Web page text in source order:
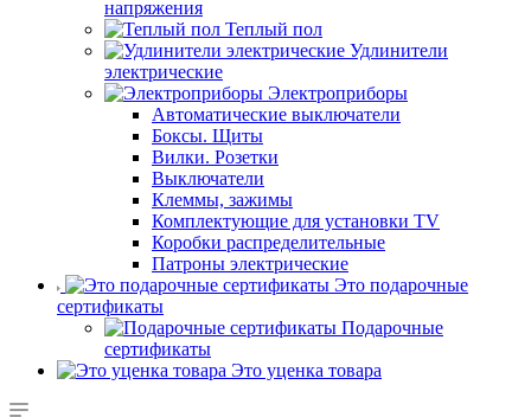
напряжения
Теплый пол
Удлинители
электрические
Электроприборы
Автоматические выключатели
Боксы. Щиты
Вилки. Розетки
Выключатели
Клеммы, зажимы
Комплектующие для установки TV
Коробки распределительные
Патроны электрические
Это подарочные
сертификаты
Подарочные
сертификаты
Это уценка товара